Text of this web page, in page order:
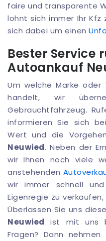
faire und transparente
lohnt sich immer Ihr Kfz
sich dabei um einen
Bester Service
Autoankauf
Um welche Marke
handelt, wir
Gebrauchtfahrzeug.
informieren Sie sich
Wert und die
Neuwied. Neben der
wir Ihnen noch viele
anstehenden
wir immer schnell
Eigenregie zu
Überlassen Sie uns
Neuwied ist mit uns
Fragen? Dann